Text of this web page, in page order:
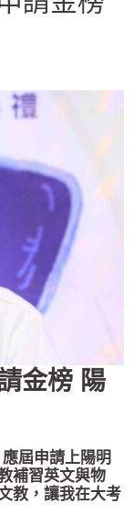
金榜 陽
屆申請上陽明
補習英文與物
教，讓我在大考